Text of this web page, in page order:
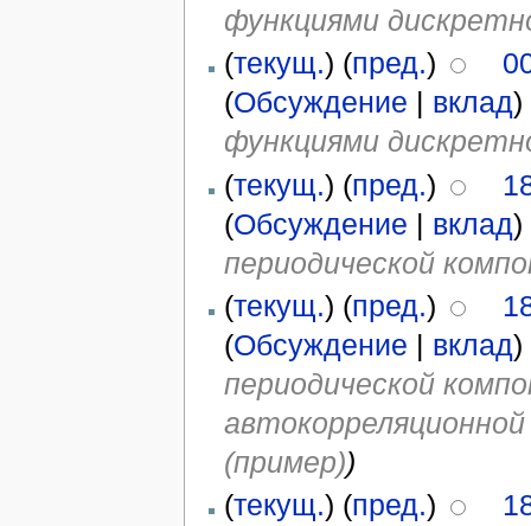
функциями
(текущ.) (пред.)
(Обсуждение | вклад)
функциями
(текущ.) (пред.)
(Обсуждение | вклад)
периодической
(текущ.) (пред.)
(Обсуждение | вклад)
периодической
(пример))
(текущ.) (пред.)